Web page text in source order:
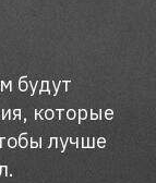
будут
которые
лучше